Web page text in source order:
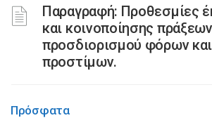
Παραγραφή: Προθεσμίες
και κοινοποίησης πράξεων
προσδιορισμού φόρων
προστίμων.
Πρόσφατα